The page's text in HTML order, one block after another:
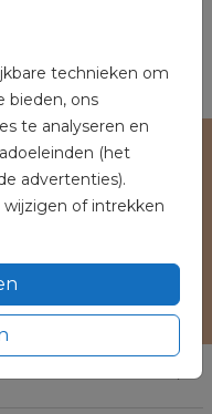
technieken om
bieden, ons
te analyseren en
(het
advertenties).
of intrekken